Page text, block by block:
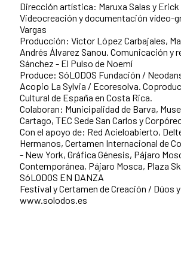
Dirección artística: Maruxa Salas y
Videocreación y documentación vídeo-
Vargas
Producción: Víctor López Carbajales,
Andrés Álvarez Sanou. Comunicación y
Sánchez - El Pulso de Noemí
Produce: SóLODOS Fundación /
Acopio La Sylvia / Ecoresolva.
Cultural de España en Costa Rica.
Colaboran: Municipalidad de Barva,
Cartago, TEC Sede San Carlos y
Con el apoyo de: Red Acieloabierto,
Hermanos, Certamen Internacional de
- New York, Gráfica Génesis, Pájaro
Contemporánea, Pájaro Mosca, Plaza
SóLODOS EN DANZA
Festival y Certamen de Creación / Dúos
www.solodos.es